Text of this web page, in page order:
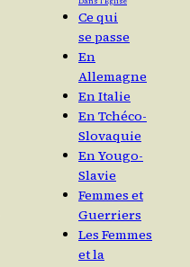
Ce qui
se passe
En
Allemagne
En Italie
En Tchéco-
Slovaquie
En Yougo-
Slavie
Femmes et
Guerriers
Les Femmes
et la